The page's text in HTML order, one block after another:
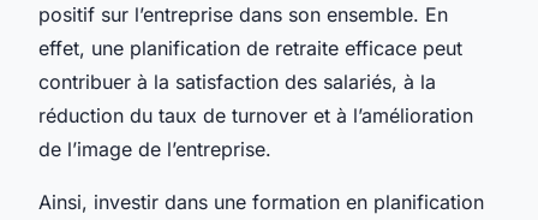
positif sur l’entreprise dans son ensemble. En
effet, une planification de retraite efficace peut
contribuer à la satisfaction des salariés, à la
réduction du taux de turnover et à l’amélioration
de l’image de l’entreprise.
Ainsi, investir dans une formation en planification